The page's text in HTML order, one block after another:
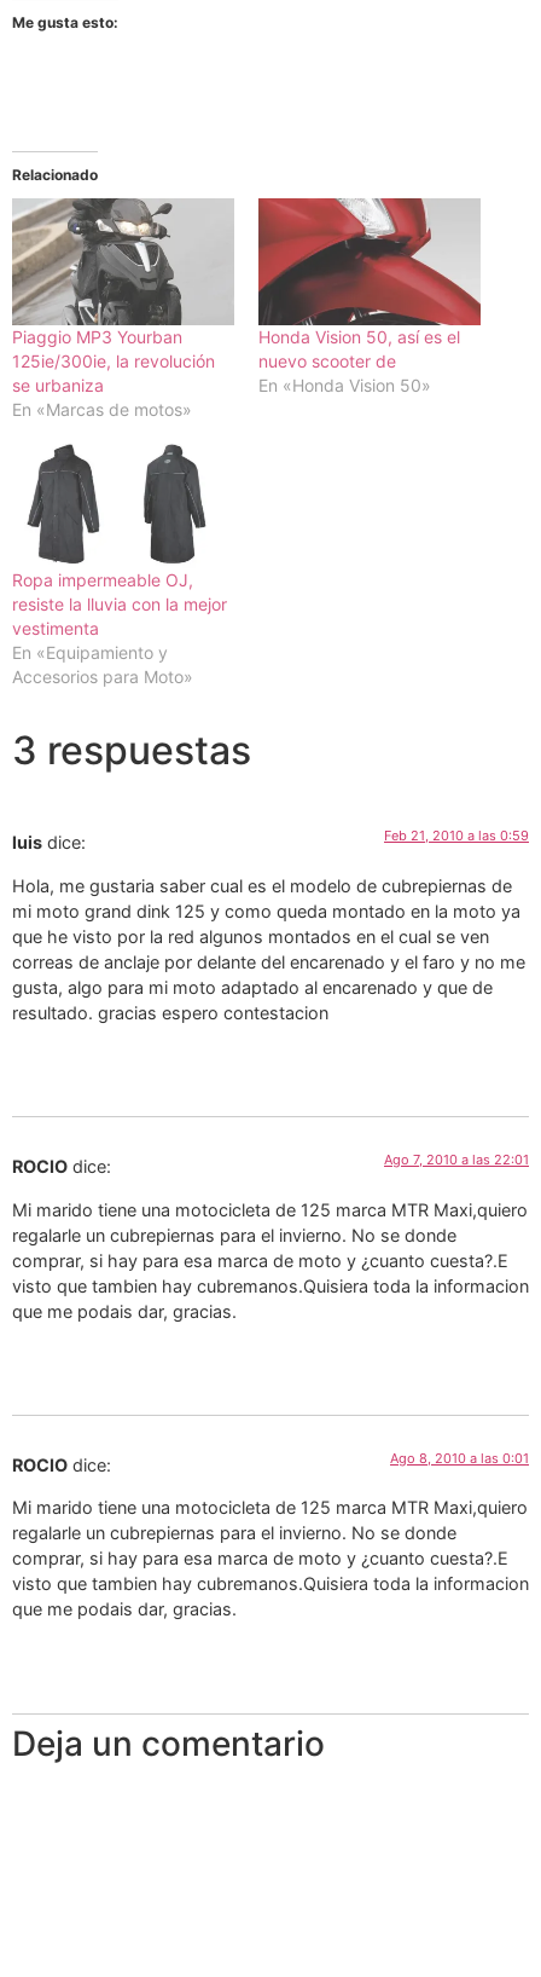
Me gusta esto:
Relacionado
Piaggio MP3 Yourban
125ie/300ie, la revolución
se urbaniza
En «Marcas de motos»
Honda Vision 50, así es el
nuevo scooter de
En «Honda Vision 50»
Ropa impermeable OJ,
resiste la lluvia con la mejor
vestimenta
En «Equipamiento y
Accesorios para Moto»
3 respuestas
luis dice: Feb 21, 2010 a las 0:59
Hola, me gustaria saber cual es el modelo de cubrepiernas de
mi moto grand dink 125 y como queda montado en la moto ya
que he visto por la red algunos montados en el cual se ven
correas de anclaje por delante del encarenado y el faro y no me
gusta, algo para mi moto adaptado al encarenado y que de
resultado. gracias espero contestacion
ROCIO dice: Ago 7, 2010 a las 22:01
Mi marido tiene una motocicleta de 125 marca MTR Maxi,quiero
regalarle un cubrepiernas para el invierno. No se donde
comprar, si hay para esa marca de moto y ¿cuanto cuesta?.E
visto que tambien hay cubremanos.Quisiera toda la informacion
que me podais dar, gracias.
ROCIO dice: Ago 8, 2010 a las 0:01
Mi marido tiene una motocicleta de 125 marca MTR Maxi,quiero
regalarle un cubrepiernas para el invierno. No se donde
comprar, si hay para esa marca de moto y ¿cuanto cuesta?.E
visto que tambien hay cubremanos.Quisiera toda la informacion
que me podais dar, gracias.
Deja un comentario